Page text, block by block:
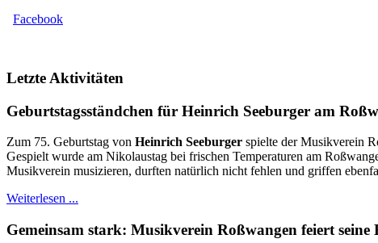
Facebook
Letzte Aktivitäten
Geburtstagsständchen für Heinrich Seeburger am
Zum 75. Geburtstag von Heinrich Seeburger spielte der Musikverein
Gespielt wurde am Nikolaustag bei frischen Temperaturen am
Musikverein musizieren, durften natürlich nicht fehlen und griffen
Weiterlesen ...
Gemeinsam stark: Musikverein Roßwangen feiert